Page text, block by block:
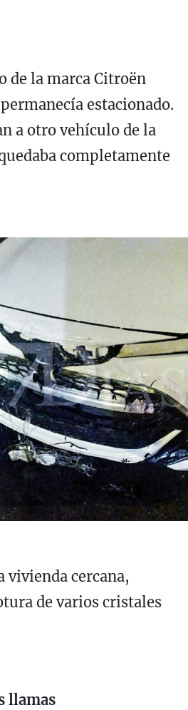
de la marca Citroën
estacionado.
a otro vehículo de la
completamente
vivienda cercana,
de varios cristales
llamas